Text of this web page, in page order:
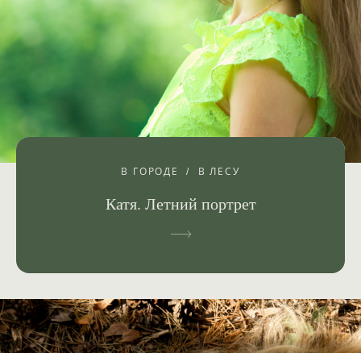
В ГОРОДЕ В ЛЕСУ
Катя. Летний портрет